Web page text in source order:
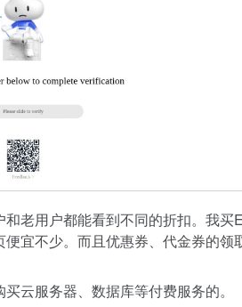
和老用户都能看到不同的折扣。我买
宜不少。而且优惠券、代金券的领
云服务器、数据库等付费服务的。